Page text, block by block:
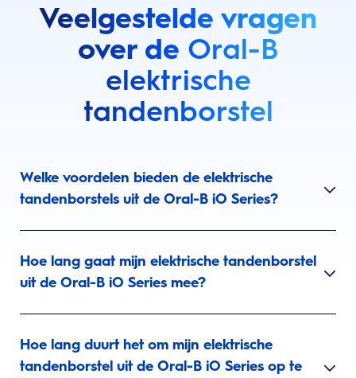
Veelgestelde vragen
over de Oral-B
elektrische
tandenborstel
Welke voordelen bieden de elektrische
tandenborstels uit de Oral-B iO Series?
Hoe lang gaat mijn elektrische tandenborstel
uit de Oral-B iO Series mee?
Hoe lang duurt het om mijn elektrische
tandenborstel uit de Oral-B iO Series op te